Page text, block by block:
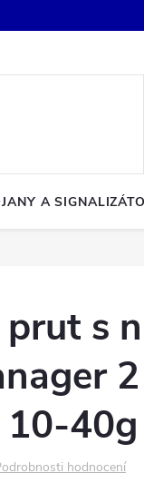
A
s
10-40g
hodnocení